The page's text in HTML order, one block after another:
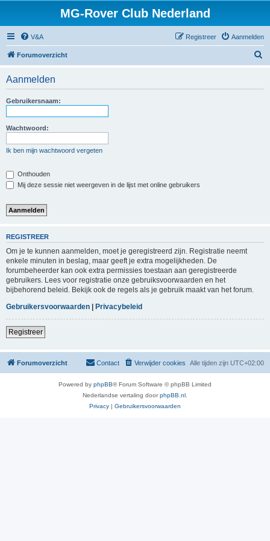
MG-Rover Club Nederland
V&A Aanmelden
Registreer
Forumoverzicht
Aanmelden
Gebruikersnaam:
Wachtwoord:
Ik ben mijn wachtwoord vergeten
Onthouden
Mij deze sessie niet weergeven in de lijst met online gebruikers
REGISTREER
Om je te kunnen aanmelden, moet je geregistreerd zijn. Registratie neemt
enkele minuten in beslag, maar geeft je extra mogelijkheden. De
forumbeheerder kan ook extra permissies toestaan aan geregistreerde
gebruikers. Lees voor registratie onze gebruiksvoorwaarden en het
bijbehorend beleid. Bekijk ook de regels als je gebruik maakt van het forum.
Gebruikersvoorwaarden | Privacybeleid
Registreer
Forumoverzicht Alle tijden zijn UTC+02:00
Verwijder cookies
Contact
Powered by phpBB® Forum Software © phpBB Limited
Nederlandse vertaling doorphpBB.nl
Privacy | Gebruikersvoorwaarden